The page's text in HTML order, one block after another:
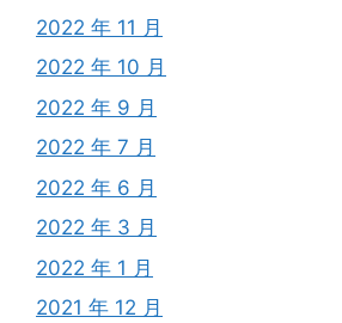
2022 年 11 月
2022 年 10 月
2022 年 9 月
2022 年 7 月
2022 年 6 月
2022 年 3 月
2022 年 1 月
2021 年 12 月